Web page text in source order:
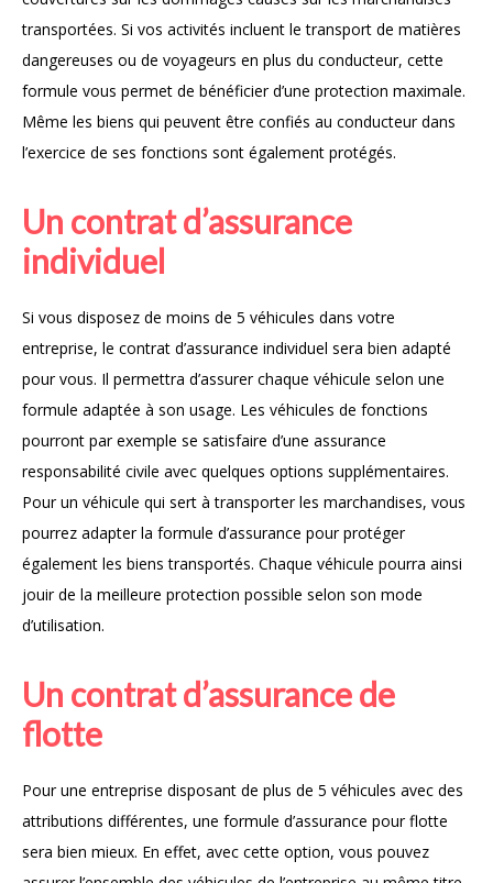
transportées. Si vos activités incluent le transport de matières
dangereuses ou de voyageurs en plus du conducteur, cette
formule vous permet de bénéficier d’une protection maximale.
Même les biens qui peuvent être confiés au conducteur dans
l’exercice de ses fonctions sont également protégés.
Un contrat d’assurance
individuel
Si vous disposez de moins de 5 véhicules dans votre
entreprise, le contrat d’assurance individuel sera bien adapté
pour vous. Il permettra d’assurer chaque véhicule selon une
formule adaptée à son usage. Les véhicules de fonctions
pourront par exemple se satisfaire d’une assurance
responsabilité civile avec quelques options supplémentaires.
Pour un véhicule qui sert à transporter les marchandises, vous
pourrez adapter la formule d’assurance pour protéger
également les biens transportés. Chaque véhicule pourra ainsi
jouir de la meilleure protection possible selon son mode
d’utilisation.
Un contrat d’assurance de
flotte
Pour une entreprise disposant de plus de 5 véhicules avec des
attributions différentes, une formule d’assurance pour flotte
sera bien mieux. En effet, avec cette option, vous pouvez